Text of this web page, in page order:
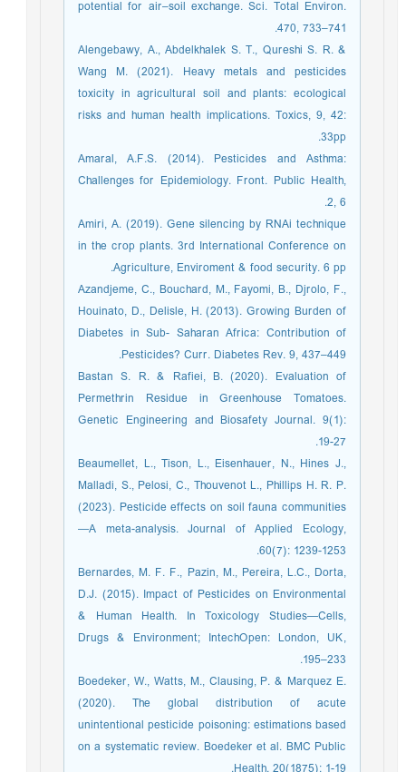
potential for air–soil exchange. Sci. Total Environ.
470, 733–741.
Alengebawy, A., Abdelkhalek S. T., Qureshi S. R. &
Wang M. (2021). Heavy metals and pesticides
toxicity in agricultural soil and plants: ecological
risks and human health implications. Toxics, 9, 42:
33pp.
Amaral, A.F.S. (2014). Pesticides and Asthma:
Challenges for Epidemiology. Front. Public Health,
2, 6.
Amiri, A. (2019). Gene silencing by RNAi technique
in the crop plants. 3rd International Conference on
Agriculture, Enviroment & food security. 6 pp.
Azandjeme, C., Bouchard, M., Fayomi, B., Djrolo, F.,
Houinato, D., Delisle, H. (2013). Growing Burden of
Diabetes in Sub- Saharan Africa: Contribution of
Pesticides? Curr. Diabetes Rev. 9, 437–449.
Bastan S. R. & Rafiei, B. (2020). Evaluation of
Permethrin Residue in Greenhouse Tomatoes.
Genetic Engineering and Biosafety Journal. 9(1):
19-27.
Beaumellet, L., Tison, L., Eisenhauer, N., Hines J.,
Malladi, S., Pelosi, C., Thouvenot L., Phillips H. R. P.
(2023). Pesticide effects on soil fauna communities
—A meta-analysis. Journal of Applied Ecology,
60(7): 1239-1253.
Bernardes, M. F. F., Pazin, M., Pereira, L.C., Dorta,
D.J. (2015). Impact of Pesticides on Environmental
& Human Health. In Toxicology Studies—Cells,
Drugs & Environment; IntechOpen: London, UK,
195–233.
Boedeker, W., Watts, M., Clausing, P. & Marquez E.
(2020). The global distribution of acute
unintentional pesticide poisoning: estimations based
on a systematic review. Boedeker et al. BMC Public